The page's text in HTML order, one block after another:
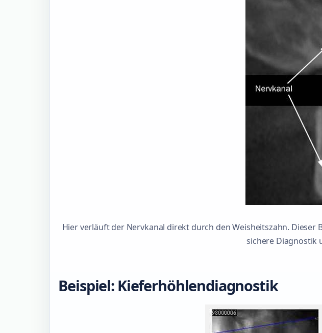
Hier verläuft der Nervkanal direkt durch den Weisheitszahn.
sichere Diagnostik
Beispiel: Kieferhöhlendiagnostik